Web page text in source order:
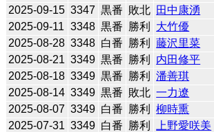
2025-09-15 3347 黒番 敗北 田中康湧
2025-09-11 3348 黒番 勝利
大竹優
2025-08-28 3348 白番 勝利
藤沢里菜
2025-08-21 3349 黒番 勝利
内田修平
2025-08-18 3349 黒番 勝利
潘善琪
2025-08-14 3349 黒番 敗北 一力遼
2025-08-07 3349 白番 勝利
柳時熏
2025-07-31 3349 白番 勝利
上野愛咲美